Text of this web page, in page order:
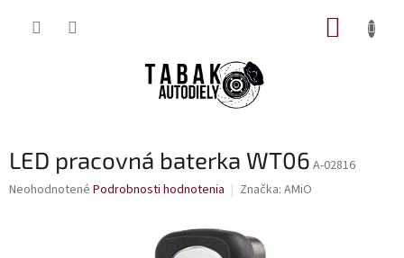
LED pracovná baterka WT06 A-02816
Priemerné
Neohodnotené Podrobnosti hodnotenia Značka: AMiO